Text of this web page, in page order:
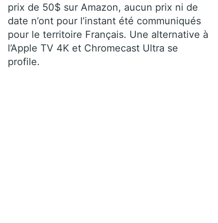
prix de 50$ sur Amazon, aucun prix ni de
date n’ont pour l’instant été communiqués
pour le territoire Français. Une alternative à
l’Apple TV 4K et Chromecast Ultra se
profile.